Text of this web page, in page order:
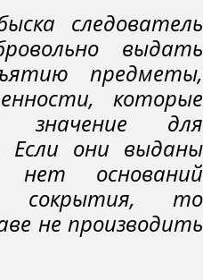
следователь
выдать
предметы,
которые
для
Если они выданы
нет оснований
сокрытия, то
не производить